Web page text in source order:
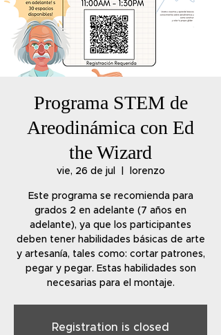
Programa STEM de
Areodinámica con Ed
the Wizard
vie, 26 de jul lorenzo
Este programa se recomienda para
grados 2 en adelante (7 años en
adelante), ya que los participantes
deben tener habilidades básicas de arte
y artesanía, tales como: cortar patrones,
pegar y pegar. Estas habilidades son
necesarias para el montaje.
Registration is closed